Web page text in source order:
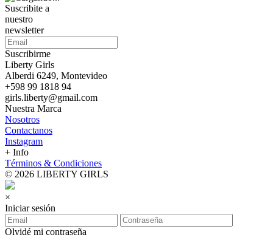
Suscribite a
nuestro
newsletter
Suscribirme
Liberty Girls
Alberdi 6249, Montevideo
+598 99 1818 94
girls.liberty@gmail.com
Nuestra Marca
Nosotros
Contactanos
Instagram
+ Info
Términos & Condiciones
© 2026 LIBERTY GIRLS
×
Iniciar sesión
Olvidé mi contraseña